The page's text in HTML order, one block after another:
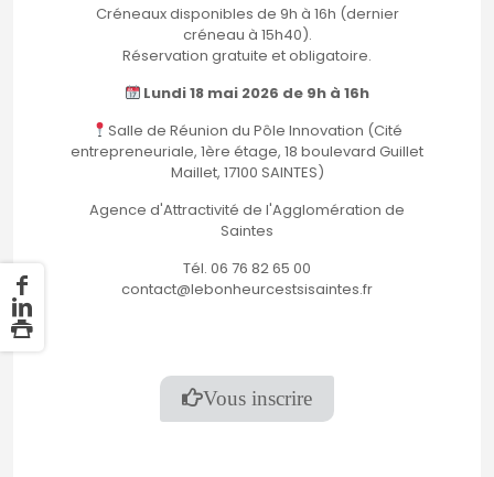
Créneaux disponibles de 9h à 16h (dernier
créneau à 15h40).
Réservation gratuite et obligatoire.
Lundi 18 mai 2026 de 9h à 16h
Salle de Réunion du Pôle Innovation (Cité
entrepreneuriale, 1ère étage, 18 boulevard Guillet
Maillet, 17100 SAINTES)
Agence d'Attractivité de l'Agglomération de
Saintes
Tél. 06 76 82 65 00
contact@lebonheurcestsisaintes.fr
Vous inscrire